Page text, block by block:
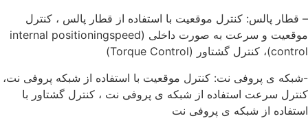
– قطار پالس: کنترل موقعیت با استفاده از قطار پالس ، کنترل
موقعیت و سرعت به صورت داخلی (internal positioningspeed
control)، کنترل گشتاور (Torque Control)
-شبکه ی پروفی نت: کنترل موقعیت با استفاده از شبکه پروفی نت،
کنترل سرعت استفاده از شبکه ی پروفی نت ، کنترل گشتاور با
استفاده از شبکه ی پروفی نت